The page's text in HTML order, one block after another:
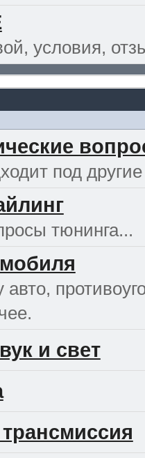
условия,
под другие
тюнинга...
и свет